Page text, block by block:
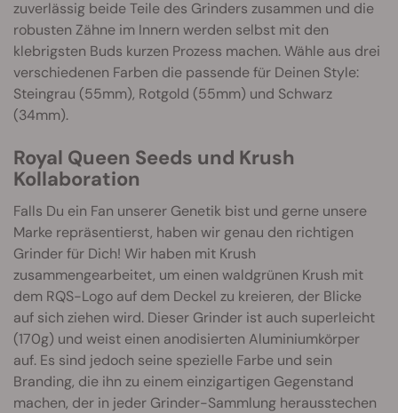
zuverlässig beide Teile des Grinders zusammen und die
robusten Zähne im Innern werden selbst mit den
klebrigsten Buds kurzen Prozess machen. Wähle aus drei
verschiedenen Farben die passende für Deinen Style:
Steingrau (55mm), Rotgold (55mm) und Schwarz
(34mm).
Royal Queen Seeds und Krush
Kollaboration
Falls Du ein Fan unserer Genetik bist und gerne unsere
Marke repräsentierst, haben wir genau den richtigen
Grinder für Dich! Wir haben mit Krush
zusammengearbeitet, um einen waldgrünen Krush mit
dem RQS-Logo auf dem Deckel zu kreieren, der Blicke
auf sich ziehen wird. Dieser Grinder ist auch superleicht
(170g) und weist einen anodisierten Aluminiumkörper
auf. Es sind jedoch seine spezielle Farbe und sein
Branding, die ihn zu einem einzigartigen Gegenstand
machen, der in jeder Grinder-Sammlung herausstechen